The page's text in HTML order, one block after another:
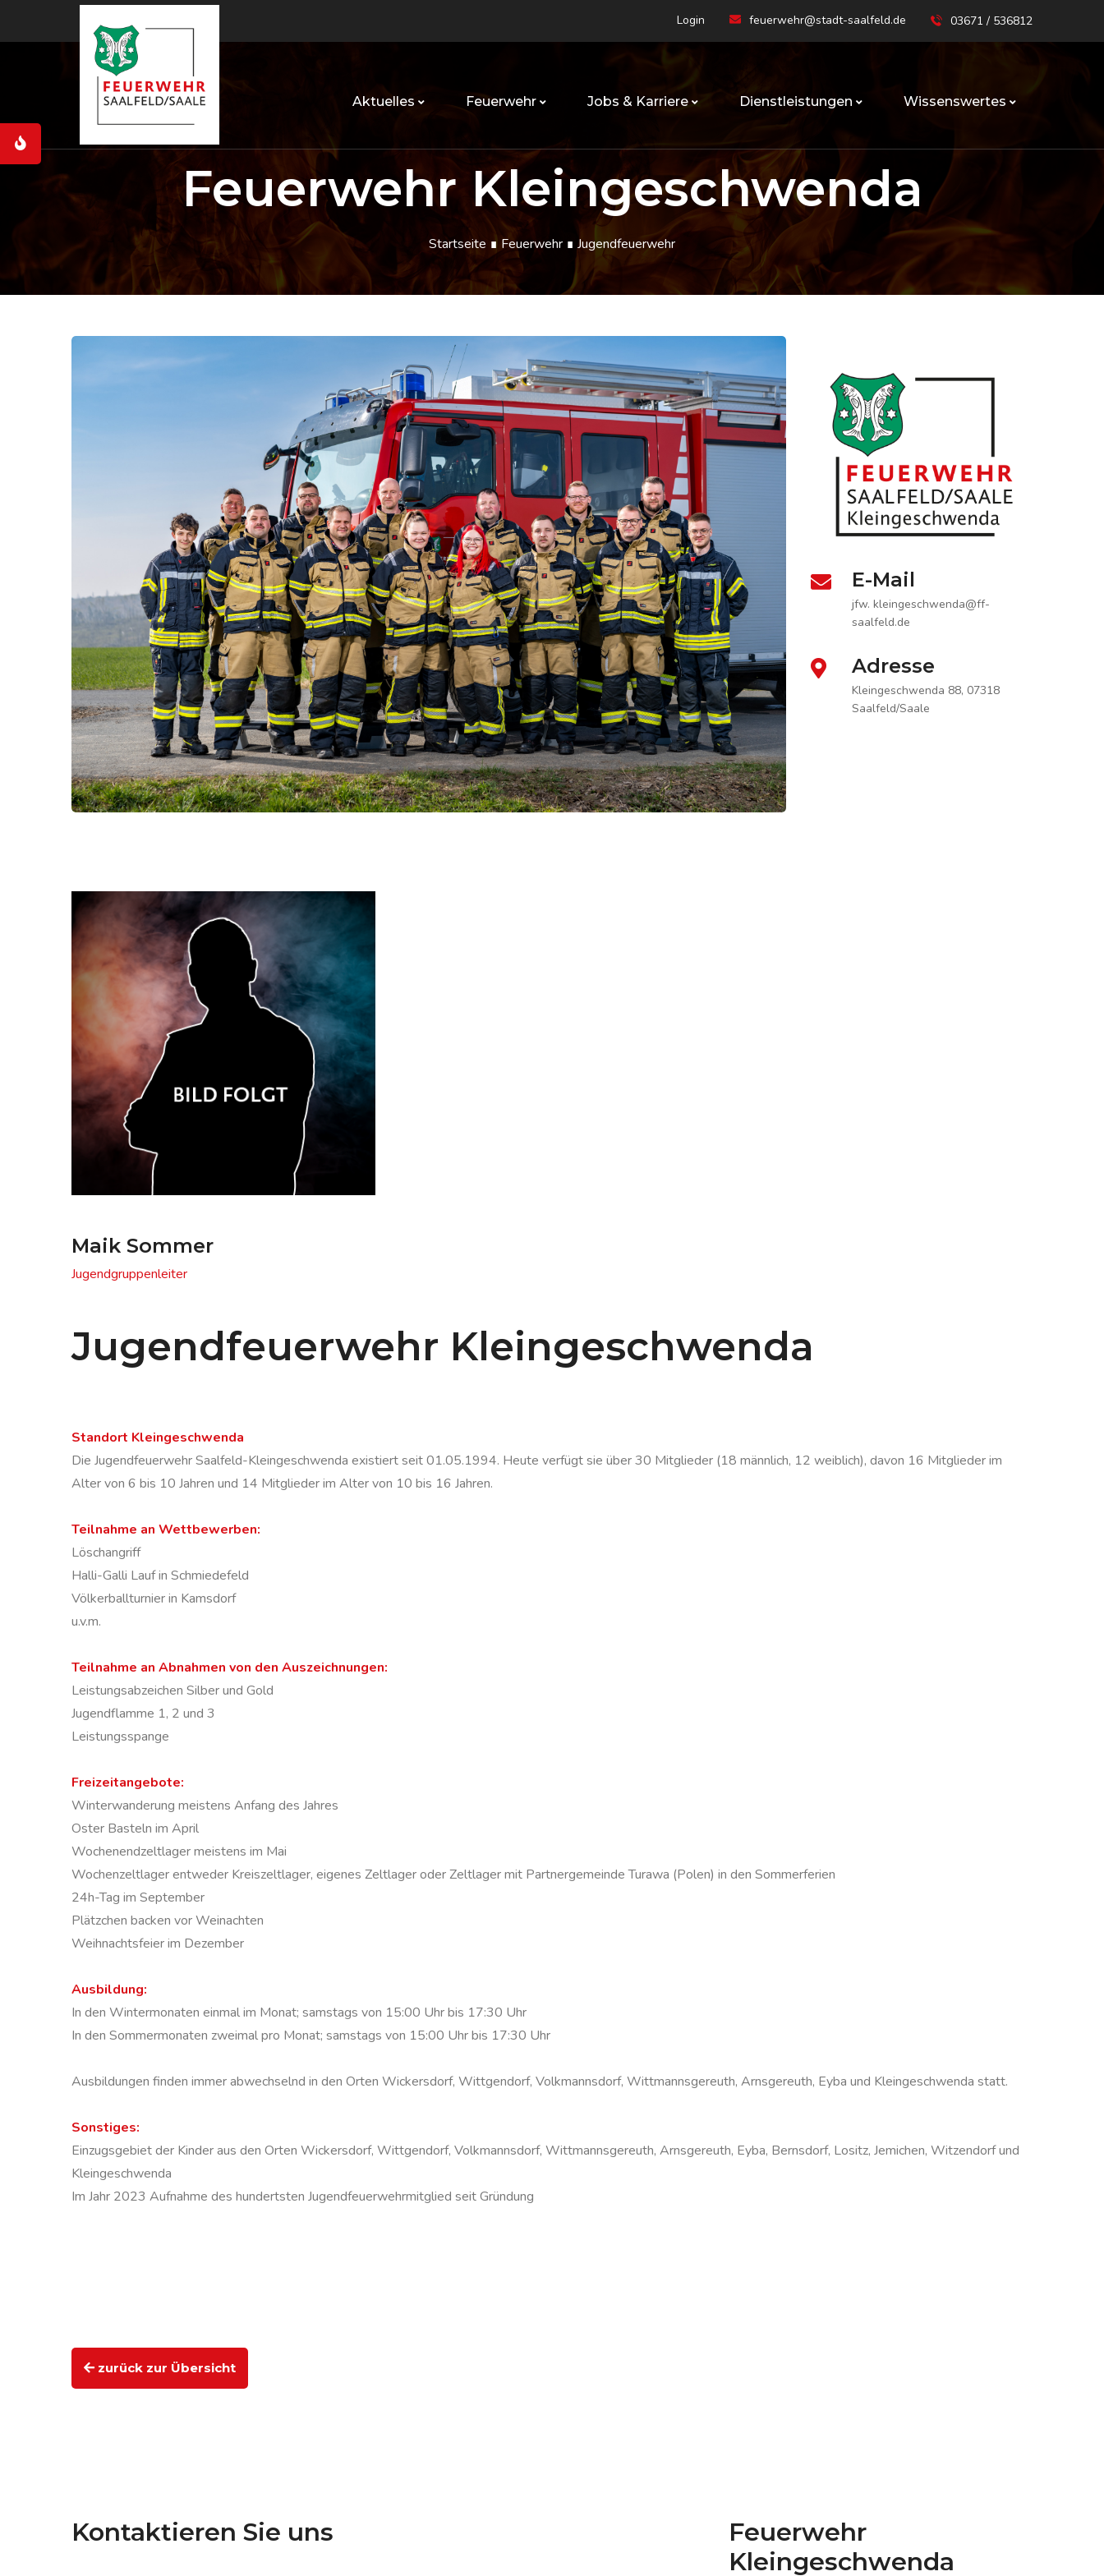
Login feuerwehr@stadt-saalfeld.de 03671 / 536812
Aktuelles Feuerwehr Jobs & Karriere Dienstleistungen Wissenswertes
Feuerwehr Kleingeschwenda
Startseite ∎ Feuerwehr ∎ Jugendfeuerwehr
E-Mail
jfw. kleingeschwenda@ff-
saalfeld.de
Adresse
Kleingeschwenda 88, 07318
Saalfeld/Saale
Maik Sommer
Jugendgruppenleiter
Jugendfeuerwehr Kleingeschwenda
Standort Kleingeschwenda
Die Jugendfeuerwehr Saalfeld-Kleingeschwenda existiert seit 01.05.1994. Heute verfügt sie über 30 Mitglieder (18 männlich, 12 weiblich), davon 16 Mitglieder im
Alter von 6 bis 10 Jahren und 14 Mitglieder im Alter von 10 bis 16 Jahren.
Teilnahme an Wettbewerben:
Löschangriff
Halli-Galli Lauf in Schmiedefeld
Völkerballturnier in Kamsdorf
u.v.m.
Teilnahme an Abnahmen von den Auszeichnungen:
Leistungsabzeichen Silber und Gold
Jugendflamme 1, 2 und 3
Leistungsspange
Freizeitangebote:
Winterwanderung meistens Anfang des Jahres
Oster Basteln im April
Wochenendzeltlager meistens im Mai
Wochenzeltlager entweder Kreiszeltlager, eigenes Zeltlager oder Zeltlager mit Partnergemeinde Turawa (Polen) in den Sommerferien
24h-Tag im September
Plätzchen backen vor Weinachten
Weihnachtsfeier im Dezember
Ausbildung:
In den Wintermonaten einmal im Monat; samstags von 15:00 Uhr bis 17:30 Uhr
In den Sommermonaten zweimal pro Monat; samstags von 15:00 Uhr bis 17:30 Uhr
Ausbildungen finden immer abwechselnd in den Orten Wickersdorf, Wittgendorf, Volkmannsdorf, Wittmannsgereuth, Arnsgereuth, Eyba und Kleingeschwenda statt.
Sonstiges:
Einzugsgebiet der Kinder aus den Orten Wickersdorf, Wittgendorf, Volkmannsdorf, Wittmannsgereuth, Arnsgereuth, Eyba, Bernsdorf, Lositz, Jemichen, Witzendorf und
Kleingeschwenda
Im Jahr 2023 Aufnahme des hundertsten Jugendfeuerwehrmitglied seit Gründung
zurück zur Übersicht
Kontaktieren Sie uns
Feuerwehr
Kleingeschwenda